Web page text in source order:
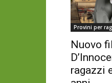
Provini per
Nuovo
ragazzi